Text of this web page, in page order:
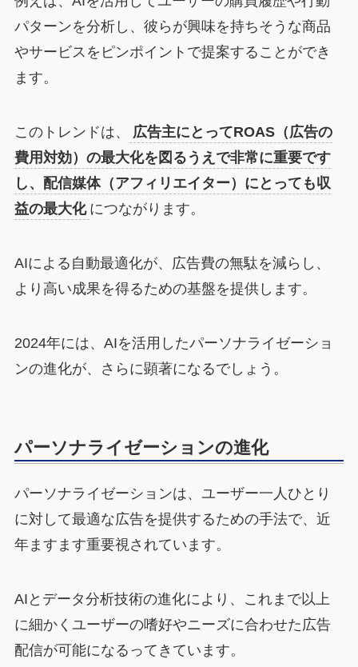
パターンを分析し、彼らが興味を持ちそうな商品
やサービスをピンポイントで提案することができ
ます。
このトレンドは、
広告主にとってROAS（広告の
費用対効）の最大化を図るうえで非常に重要です
し、配信媒体（アフィリエイター）にとっても収
益の最大化 につながります。
AIによる自動最適化が、広告費の無駄を減らし、
より高い成果を得るための基盤を提供します。
2024年には、AIを活用したパーソナライゼーショ
ンの進化が、さらに顕著になるでしょう。
パーソナライゼーションの進化
パーソナライゼーションは、ユーザー一人ひとり
に対して最適な広告を提供するための手法で、近
年ますます重要視されています。
AIとデータ分析技術の進化により、これまで以上
に細かくユーザーの嗜好やニーズに合わせた広告
配信が可能になるってきています。